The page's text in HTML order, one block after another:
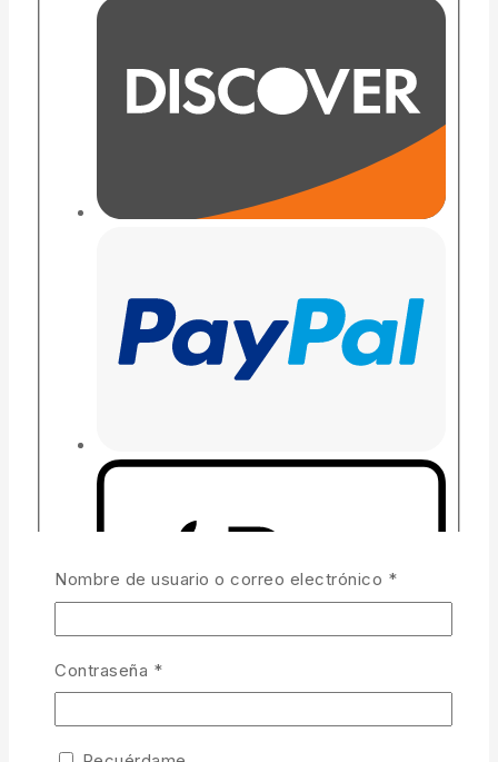
Pago seguro garantizado
Nombre de usuario o correo electrónico *
Contraseña *